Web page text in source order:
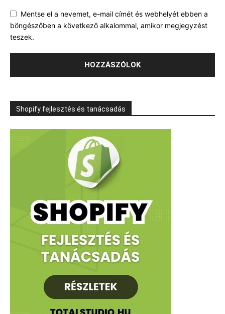
Mentse el a nevemet, e-mail címét és webhelyét ebben a
böngészőben a következő alkalommal, amikor megjegyzést
teszek.
Shopify fejlesztés és tanácsadás